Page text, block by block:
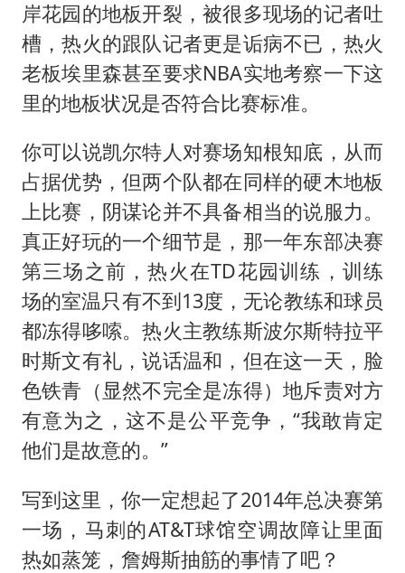
岸花园的地板开裂，被很多现场的记者吐
槽，热火的跟队记者更是诟病不已，热火
老板埃里森甚至要求NBA实地考察一下这
里的地板状况是否符合比赛标准。
你可以说凯尔特人对赛场知根知底，从而
占据优势，但两个队都在同样的硬木地板
上比赛，阴谋论并不具备相当的说服力。
真正好玩的一个细节是，那一年东部决赛
第三场之前，热火在TD花园训练，训练
场的室温只有不到13度，无论教练和球员
都冻得哆嗦。热火主教练斯波尔斯特拉平
时斯文有礼，说话温和，但在这一天，脸
色铁青（显然不完全是冻得）地斥责对方
有意为之，这不是公平竞争，“我敢肯定
他们是故意的。”
写到这里，你一定想起了2014年总决赛第
一场，马刺的AT&T球馆空调故障让里面
热如蒸笼，詹姆斯抽筋的事情了吧？